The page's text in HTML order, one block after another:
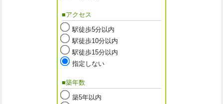
■アクセス
駅徒歩5分以内
駅徒歩10分以内
駅徒歩15分以内
指定しない
■築年数
築5年以内